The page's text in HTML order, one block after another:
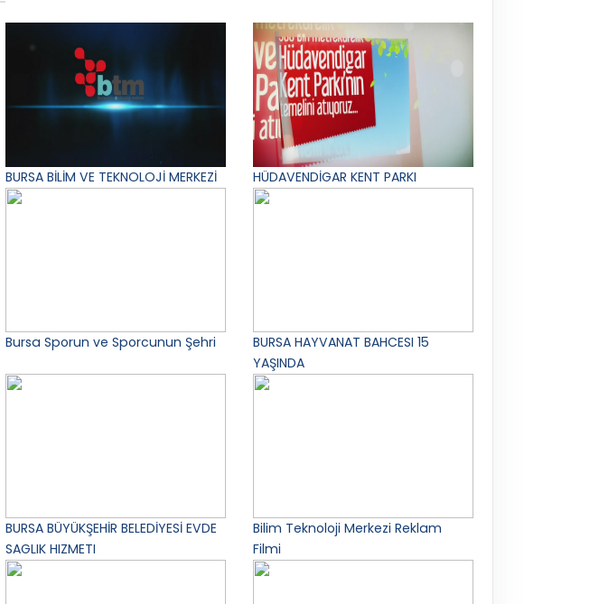
BURSA BİLİM VE TEKNOLOJİ MERKEZİ HÜDAVENDİGAR KENT PARKI
Bursa Sporun ve Sporcunun Şehri
BURSA HAYVANAT BAHCESI 15
YAŞINDA
BURSA BÜYÜKŞEHİR BELEDİYESİ EVDE
SAGLIK HIZMETI
Bilim Teknoloji Merkezi Reklam
Filmi